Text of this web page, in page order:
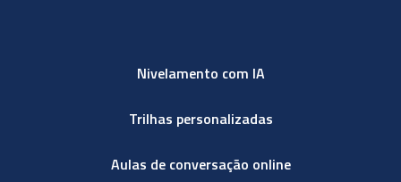
Nivelamento com IA
Trilhas personalizadas
Aulas de conversação online